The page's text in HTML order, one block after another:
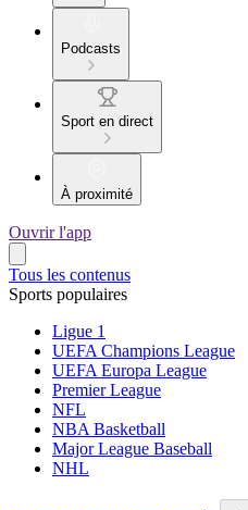
Podcasts
Sport en direct
À proximité
Ouvrir l'app
Tous les contenus
Sports populaires
Ligue 1
UEFA Champions League
UEFA Europa League
Premier League
NFL
NBA Basketball
Major League Baseball
NHL